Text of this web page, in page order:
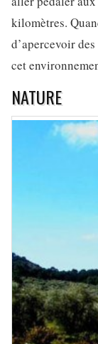
kilomètres.
d’apercevoir
cet
NATURE